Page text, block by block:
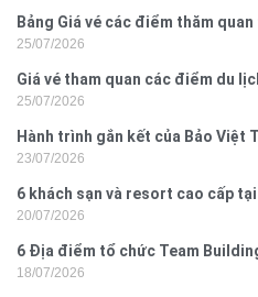
Bảng Giá vé các điểm thăm
25/07/2026
Giá vé tham quan các điểm du
25/07/2026
Hành trình gắn kết của Bảo Việt
Yên
23/07/2026
6 khách sạn và resort cao cấp
nghi
20/07/2026
6 Địa điểm tổ chức Team
18/07/2026